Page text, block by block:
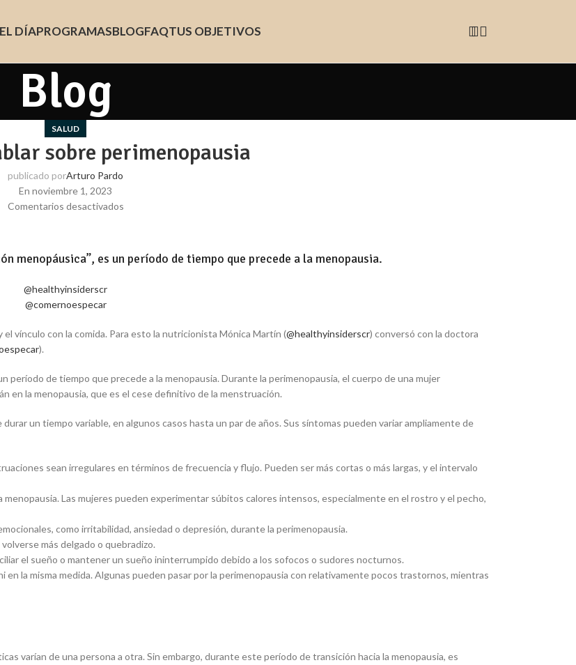
DÍAPROGRAMASBLOGFAQTUS OBJETIVOS
Blog
SALUD
sobre perimenopausia
publicado porArturo Pardo
En noviembre 1, 2023
Comentarios desactivados
menopáusica”, es un período de tiempo que precede a la menopausia.
@healthyinsiderscr
@comernoespecar
el vínculo con la comida. Para esto la nutricionista Mónica Martín (@healthyinsiderscr) conversó con la doctora
).
período de tiempo que precede a la menopausia. Durante la perimenopausia, el cuerpo de una mujer
en la menopausia, que es el cese definitivo de la menstruación.
un tiempo variable, en algunos casos hasta un par de años. Sus síntomas pueden variar ampliamente de
sean irregulares en términos de frecuencia y flujo. Pueden ser más cortas o más largas, y el intervalo
menopausia. Las mujeres pueden experimentar súbitos calores intensos, especialmente en el rostro y el pecho,
como irritabilidad, ansiedad o depresión, durante la perimenopausia.
más delgado o quebradizo.
el sueño o mantener un sueño ininterrumpido debido a los sofocos o sudores nocturnos.
la misma medida. Algunas pueden pasar por la perimenopausia con relativamente pocos trastornos, mientras
varían de una persona a otra. Sin embargo, durante este período de transición hacia la menopausia, es